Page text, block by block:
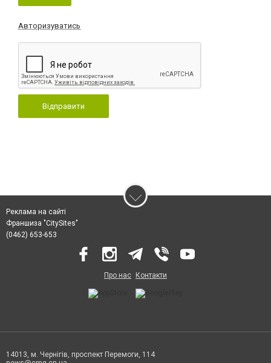
Авторизуватись
Відправити
Реклама на сайті
Франшиза "CitySites"
(0462) 653-653
Про нас Контакти
14013, м. Чернігів, проспект Перемоги, 114